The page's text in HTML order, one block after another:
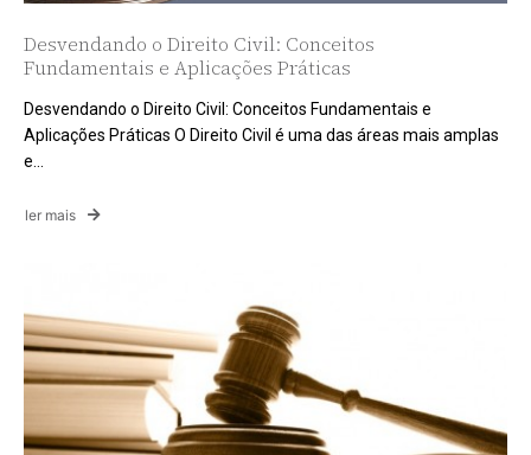
Desvendando o Direito Civil: Conceitos
Fundamentais e Aplicações Práticas
Desvendando o Direito Civil: Conceitos Fundamentais e
Aplicações Práticas O Direito Civil é uma das áreas mais amplas
e...
ler mais